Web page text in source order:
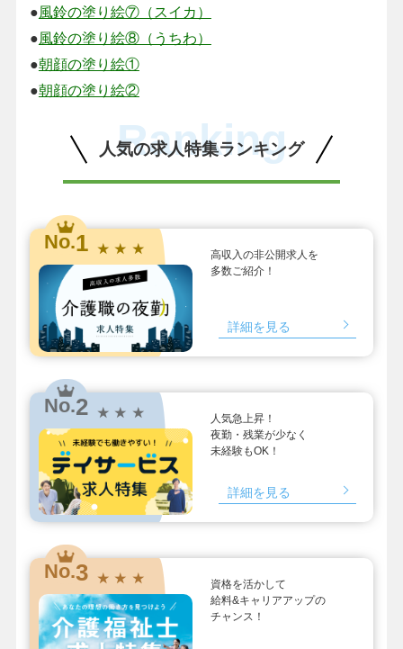
●風鈴の塗り絵⑦（スイカ）
●風鈴の塗り絵⑧（うちわ）
●朝顔の塗り絵①
●朝顔の塗り絵②
人気の求人特集ランキング
Ranking
No.1 ★ ★ ★
高収入の非公開求人を
多数ご紹介！
詳細を見る
No.2 ★ ★ ★
人気急上昇！
夜勤・残業が少なく
未経験もOK！
詳細を見る
No.3 ★ ★ ★
資格を活かして
給料&キャリアアップの
チャンス！